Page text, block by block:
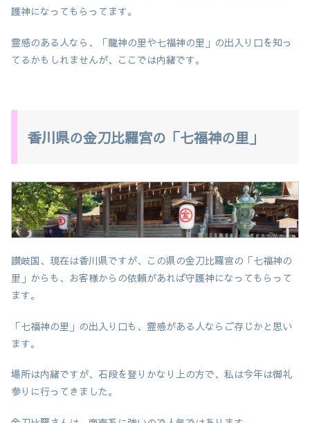
護神になってもらってます。
霊感のある人なら、「龍神の里や七福神の里」の出入り口を知っ
てるかもしれませんが、ここでは内緒です。
香川県の金刀比羅宮の「七福神の里」
讃岐国、現在は香川県ですが、この県の金刀比羅宮の「七福神の
里」からも、お客様からの依頼があれば守護神になってもらって
ます。
「七福神の里」の出入り口も、霊感がある人ならご存じかと思い
ます。
場所は内緒ですが、石段を登りかなり上の方で、私は今年は御礼
参りに行ってきました。